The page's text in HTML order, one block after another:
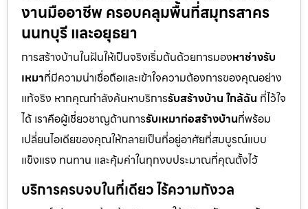
งานมืออาชีพ ครอบคลุมพื้นที่สมุทรสาคร
นนทบุรี และอยุธยา
การสร้างบ้านในฝันให้เป็นจริงเริ่มต้นด้วยการมองหาช่างรับ
เหมาที่มีความน่าเชื่อถือและเข้าใจความต้องการของคุณอย่าง
แท้จริง หากคุณกำลังค้นหาบริการรับสร้างบ้าน ใกล้ฉัน ที่ไว้ใจ
ได้ เราคือผู้เชี่ยวชาญด้านการรับเหมาก่อสร้างบ้านที่พร้อม
เปลี่ยนไอเดียของคุณให้กลายเป็นที่อยู่อาศัยที่สมบูรณ์แบบ
แข็งแรง ทนทาน และคุ้มค่าในทุกงบประมาณที่คุณตั้งไว้
บริการครบจบในที่เดียว ไร้ความกังวล